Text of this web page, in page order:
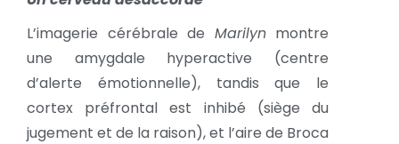
L’imagerie cérébrale de Marilynmontre
une amygdale hyperactive (centre
d’alerte émotionnelle), tandis que le
cortex préfrontal est inhibé (siège du
jugement et de la raison), et l’aire de Broca